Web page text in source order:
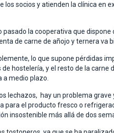
socios y atienden la clínica en
pasado la cooperativa que
de carne de añojo y ternera va
lo que supone pérdidas
hostelería, y el resto de la
medio plazo.
lechazos, hay un problema
el producto fresco o
insostenible más allá de dos